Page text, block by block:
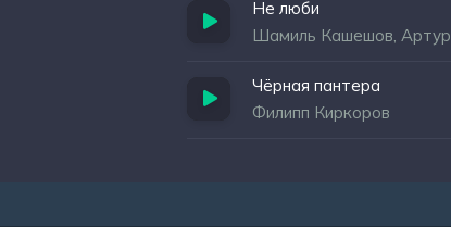
Не люби
Шамиль Кашешов,
Чёрная пантера
Филипп Киркоров